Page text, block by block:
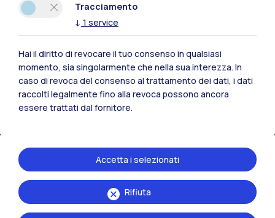
IT EN
Sedi
Tracciamento
↓ 1 service
Hai il diritto di revocare il tuo consenso in qualsiasi
momento, sia singolarmente che nella sua interezza. In
caso di revoca del consenso al trattamento dei dati, i dati
raccolti legalmente fino alla revoca possono ancora
essere trattati dal fornitore.
Rifiuta
Accetta i selezionati